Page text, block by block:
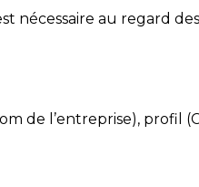
nécessaire au regard
de l’entreprise), profil